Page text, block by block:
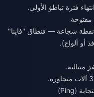
نشر المناطق في حقول مفتوحة يهدر 100 نقطة شجاعة — فنطاق "فاينا"